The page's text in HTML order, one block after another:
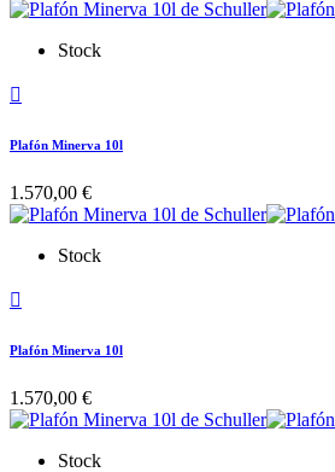
Stock

Plafón Minerva 10l
1.570,00 €
Stock

Plafón Minerva 10l
1.570,00 €
Stock